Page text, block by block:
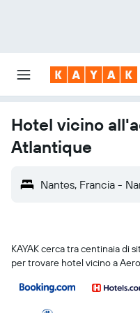
Hotel vicino
Atlantique
Nantes, Francia -
KAYAK cerca tra centinaia di
per trovare hotel vicino a